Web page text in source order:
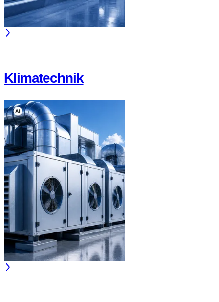
Klimatechnik